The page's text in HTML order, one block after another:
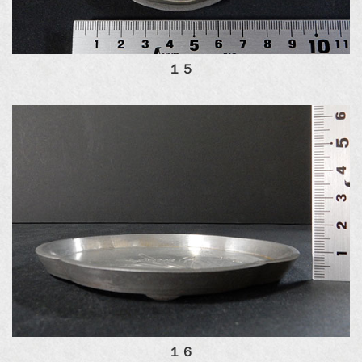
１５
１６